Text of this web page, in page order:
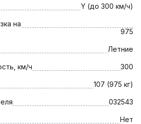
Y (до 300 км/ч)
на
975
Летние
км/ч 300
107 (975 кг)
032543
Нет